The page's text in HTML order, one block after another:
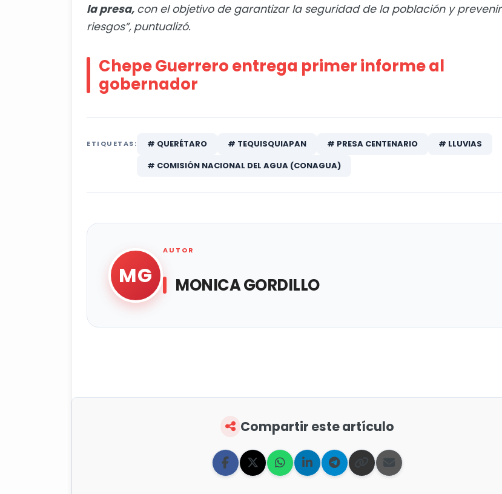
la presa, con el objetivo de garantizar la seguridad de la población y prevenir
riesgos”, puntualizó.
Chepe Guerrero entrega primer informe al
gobernador
ETIQUETAS: # QUERÉTARO # TEQUISQUIAPAN # PRESA CENTENARIO
# LLUVIAS
# COMISIÓN NACIONAL DEL AGUA (CONAGUA)
MG
AUTOR
MONICA GORDILLO
Compartir este artículo